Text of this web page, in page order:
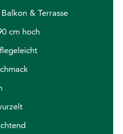
& Terrasse
cm hoch